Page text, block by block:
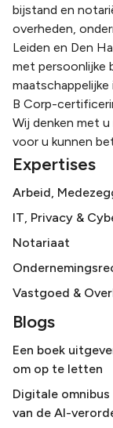
bijstand en
overheden,
Leiden en Den
met persoonlijke
B Corp-
Wij denken met
voor u kunnen
Expertises
Arbeid,
IT, Privacy &
Notariaat
Vastgoed &
Blogs
Een boek
om op te letten
Digitale
van de AI-